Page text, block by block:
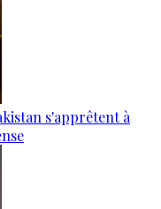
s'apprêtent à